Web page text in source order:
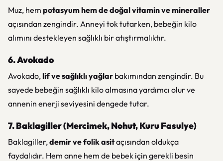
Muz, hem potasyum hem de doğal vitamin ve mineraller
açısından zengindir. Anneyi tok tutarken, bebeğin kilo
alımını destekleyen sağlıklı bir atıştırmalıktır.
6. Avokado
Avokado,lif ve sağlıklı yağlar bakımından zengindir. Bu
sayede bebeğin sağlıklı kilo almasına yardımcı olur ve
annenin enerji seviyesini dengede tutar.
7. Baklagiller (Mercimek, Nohut, Kuru Fasulye)
Baklagiller,demir ve folik asitaçısından oldukça
faydalıdır. Hem anne hem de bebek için gerekli besin